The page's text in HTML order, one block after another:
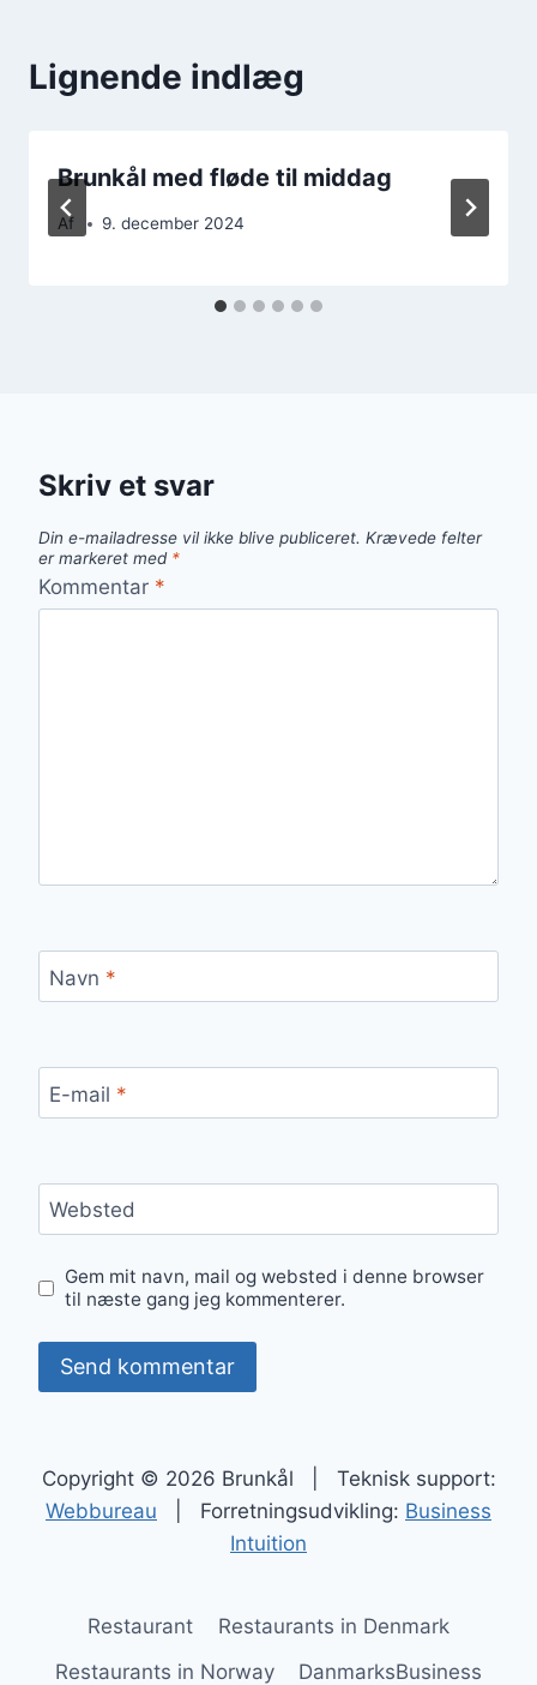
Lignende indlæg
Brunkål med fløde til middag
Af 9. december 2024
Skriv et svar
Din e-mailadresse vil ikke blive publiceret. Krævede felter
er markeret med *
Kommentar *
Navn *
E-mail *
Websted
Gem mit navn, mail og websted i denne browser
til næste gang jeg kommenterer.
Copyright © 2026 Brunkål | Teknisk support:
Webbureau | Forretningsudvikling: Business
Intuition
Restaurant
Restaurants in Denmark
Restaurants in Norway
DanmarksBusiness